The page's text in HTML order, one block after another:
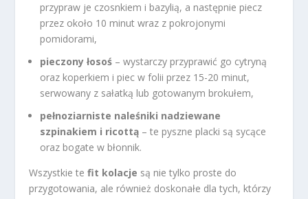
przypraw je czosnkiem i bazylią, a następnie piecz
przez około 10 minut wraz z pokrojonymi
pomidorami,
pieczony łosoś – wystarczy przyprawić go cytryną
oraz koperkiem i piec w folii przez 15-20 minut,
serwowany z sałatką lub gotowanym brokułem,
pełnoziarniste naleśniki nadziewane
szpinakiem i ricottą – te pyszne placki są sycące
oraz bogate w błonnik.
Wszystkie tefit kolacje są nie tylko proste do
przygotowania, ale również doskonałe dla tych, którzy